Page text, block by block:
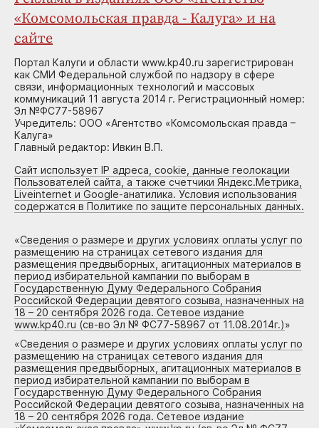
«Комсомольская правда - Калуга» и на
сайте
Портал Калуги и области www.kp40.ru зарегистрирован
как СМИ Федеральной службой по надзору в сфере
связи, информационных технологий и массовых
коммуникаций 11 августа 2014 г. Регистрационный номер:
Эл №ФС77-58967
Учредитель: ООО «Агентство «Комсомольская правда –
Калуга»
Главный редактор: Ивкин В.П.
Сайт использует IP адреса, cookie, данные геолокации
Пользователей сайта, а также счетчики Яндекс.Метрика,
Liveinternet и Google-анатилика. Условия использования
содержатся в Политике по защите персональных данных.
«Сведения о размере и других условиях оплаты услуг по
размещению на страницах сетевого издания для
размещения предвыборных, агитационных материалов в
период избирательной кампании по выборам в
Государственную Думу Федерального Собрания
Российской Федерации девятого созыва, назначенных на
18 – 20 сентября 2026 года. Сетевое издание
www.kp40.ru (св-во Эл № ФС77-58967 от 11.08.2014г.)»
«Сведения о размере и других условиях оплаты услуг по
размещению на страницах сетевого издания для
размещения предвыборных, агитационных материалов в
период избирательной кампании по выборам в
Государственную Думу Федерального Собрания
Российской Федерации девятого созыва, назначенных на
18 – 20 сентября 2026 года. Сетевое издание